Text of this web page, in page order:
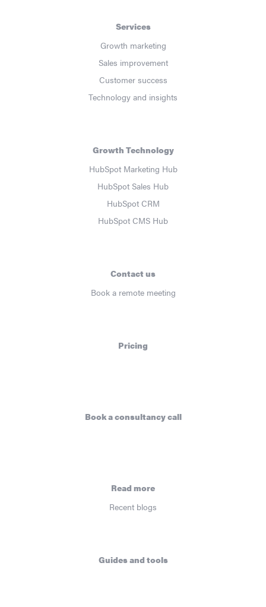
Services
Growth marketing
Sales improvement
Customer success
Technology and insights
Growth Technology
HubSpot Marketing Hub
HubSpot Sales Hub
HubSpot CRM
HubSpot CMS Hub
Contact us
Book a remote meeting
Pricing
Book a consultancy call
Read more
Recent blogs
Guides and tools